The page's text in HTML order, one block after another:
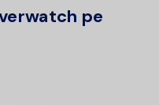
pe